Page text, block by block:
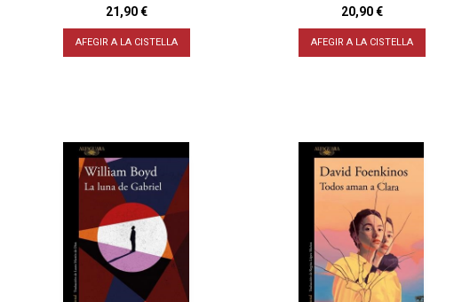
21,90 €
AFEGIR A LA CISTELLA
20,90 €
AFEGIR A LA CISTELLA